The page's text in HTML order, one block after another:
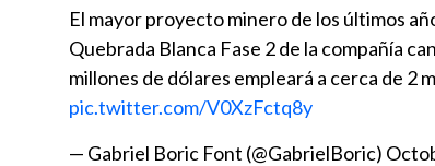
El mayor proyecto minero de los últimos
Quebrada Blanca Fase 2 de la compañía
millones de dólares empleará a cerca de 2
pic.twitter.com/V0XzFctq8y
— Gabriel Boric Font (@GabrielBoric)